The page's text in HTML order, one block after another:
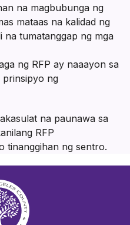
na magbubunga ng
mataas na kalidad ng
na tumatanggap ng mga
ng RFP ay naaayon sa
prinsipyo ng
na paunawa sa
RFP
tinanggihan ng sentro.